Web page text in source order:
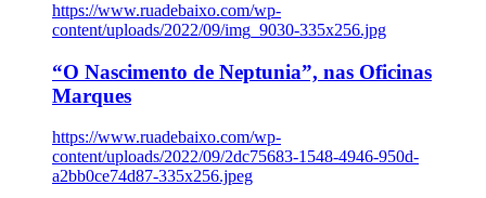
https://www.ruadebaixo.com/wp-
content/uploads/2022/09/img_9030-335x256.jpg
“O Nascimento de Neptunia”, nas Oficinas
Marques
https://www.ruadebaixo.com/wp-
content/uploads/2022/09/2dc75683-1548-4946-950d-
a2bb0ce74d87-335x256.jpeg